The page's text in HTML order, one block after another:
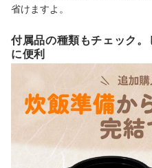
省けますよ。
付属品の種類もチェック
に便利